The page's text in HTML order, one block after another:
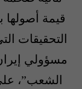
التحقيقات
مسؤولي
الشعب”،